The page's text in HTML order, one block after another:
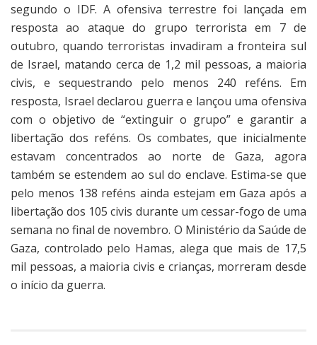
segundo o IDF. A ofensiva terrestre foi lançada em
resposta ao ataque do grupo terrorista em 7 de
outubro, quando terroristas invadiram a fronteira sul
de Israel, matando cerca de 1,2 mil pessoas, a maioria
civis, e sequestrando pelo menos 240 reféns. Em
resposta, Israel declarou guerra e lançou uma ofensiva
com o objetivo de “extinguir o grupo” e garantir a
libertação dos reféns. Os combates, que inicialmente
estavam concentrados ao norte de Gaza, agora
também se estendem ao sul do enclave. Estima-se que
pelo menos 138 reféns ainda estejam em Gaza após a
libertação dos 105 civis durante um cessar-fogo de uma
semana no final de novembro. O Ministério da Saúde de
Gaza, controlado pelo Hamas, alega que mais de 17,5
mil pessoas, a maioria civis e crianças, morreram desde
o início da guerra.